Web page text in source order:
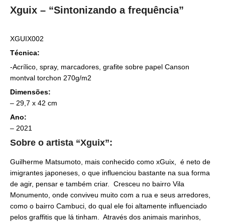
Xguix – “Sintonizando a frequência”
XGUIX002
Técnica:
-Acrílico, spray, marcadores, grafite sobre papel Canson
montval torchon 270g/m2
Dimensões:
– 29,7 x 42 cm
Ano:
– 2021
Sobre o artista “Xguix”:
Guilherme Matsumoto, mais conhecido como xGuix, é neto de
imigrantes japoneses, o que influenciou bastante na sua forma
de agir, pensar e também criar. Cresceu no bairro Vila
Monumento, onde conviveu muito com a rua e seus arredores,
como o bairro Cambuci, do qual ele foi altamente influenciado
pelos graffitis que lá tinham. Através dos animais marinhos,